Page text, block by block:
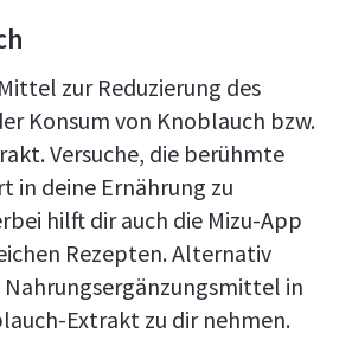
zur Reduzierung des
Konsum von Knoblauch bzw.
Versuche, die berühmte
in deine Ernährung zu
hilft dir auch die Mizu-App
Rezepten. Alternativ
Nahrungsergänzungsmittel in
Extrakt zu dir nehmen.